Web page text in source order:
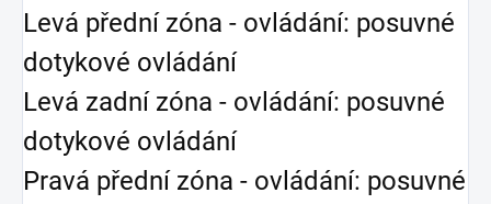
Levá přední zóna - ovládání: posuvné
dotykové ovládání
Levá zadní zóna - ovládání: posuvné
dotykové ovládání
Pravá přední zóna - ovládání: posuvné